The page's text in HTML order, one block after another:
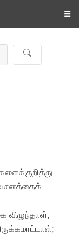
☰
வசனத்தைக்
விழுந்தாள்,